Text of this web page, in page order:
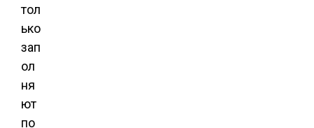
тол
ько
зап
ол
ня
ют
по